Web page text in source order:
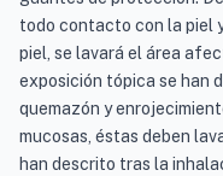
todo contacto con la piel
piel, se lavará el área
exposición tópica se han
quemazón y
mucosas, éstas deben
han descrito tras la